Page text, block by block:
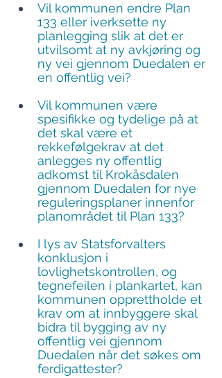
Vil kommunen endre Plan
133 eller iverksette ny
planlegging slik at det er
utvilsomt at ny avkjøring og
ny vei gjennom Duedalen er
en offentlig vei?
Vil kommunen være
spesifikke og tydelige på at
det skal være et
rekkefølgekrav at det
anlegges ny offentlig
adkomst til Krokåsdalen
gjennom Duedalen for nye
reguleringsplaner innenfor
planområdet til Plan 133?
I lys av Statsforvalters
konklusjon i
lovlighetskontrollen, og
tegnefeilen i plankartet, kan
kommunen opprettholde et
krav om at innbyggere skal
bidra til bygging av ny
offentlig vei gjennom
Duedalen når det søkes om
ferdigattester?